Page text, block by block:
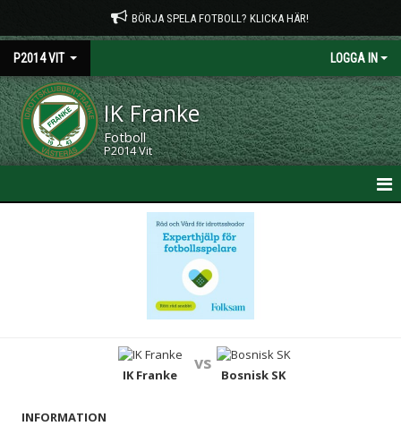
BÖRJA SPELA FOTBOLL? KLICKA HÄR!
P2014 VIT LOGGA IN
IK Franke
Fotboll
P2014 Vit
DOKUMENT
IK Franke
vs
Bosnisk SK
INFORMATION